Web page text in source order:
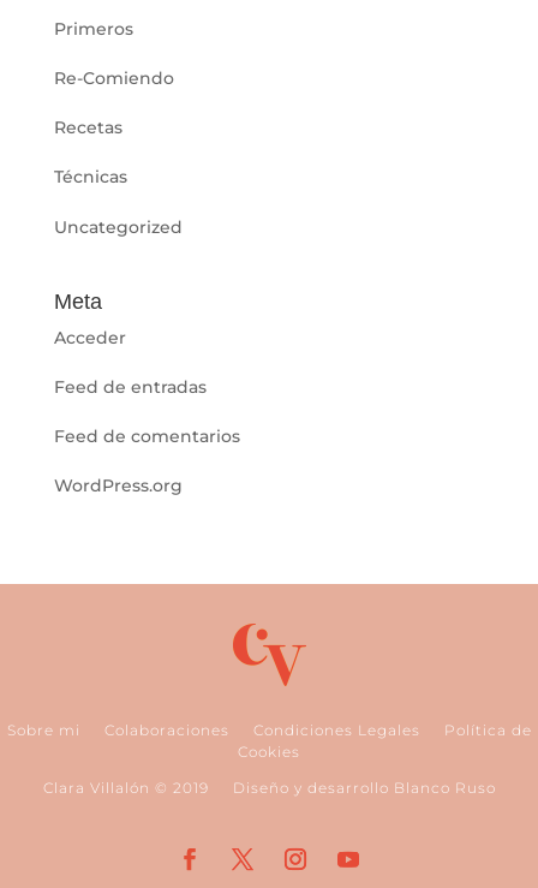
Primeros
Re-Comiendo
Recetas
Técnicas
Uncategorized
Meta
Acceder
Feed de entradas
Feed de comentarios
WordPress.org
Sobre mi Colaboraciones Condiciones Legales
Política de
Cookies
Clara Villalón © 2019 Diseño y desarrollo Blanco Ruso